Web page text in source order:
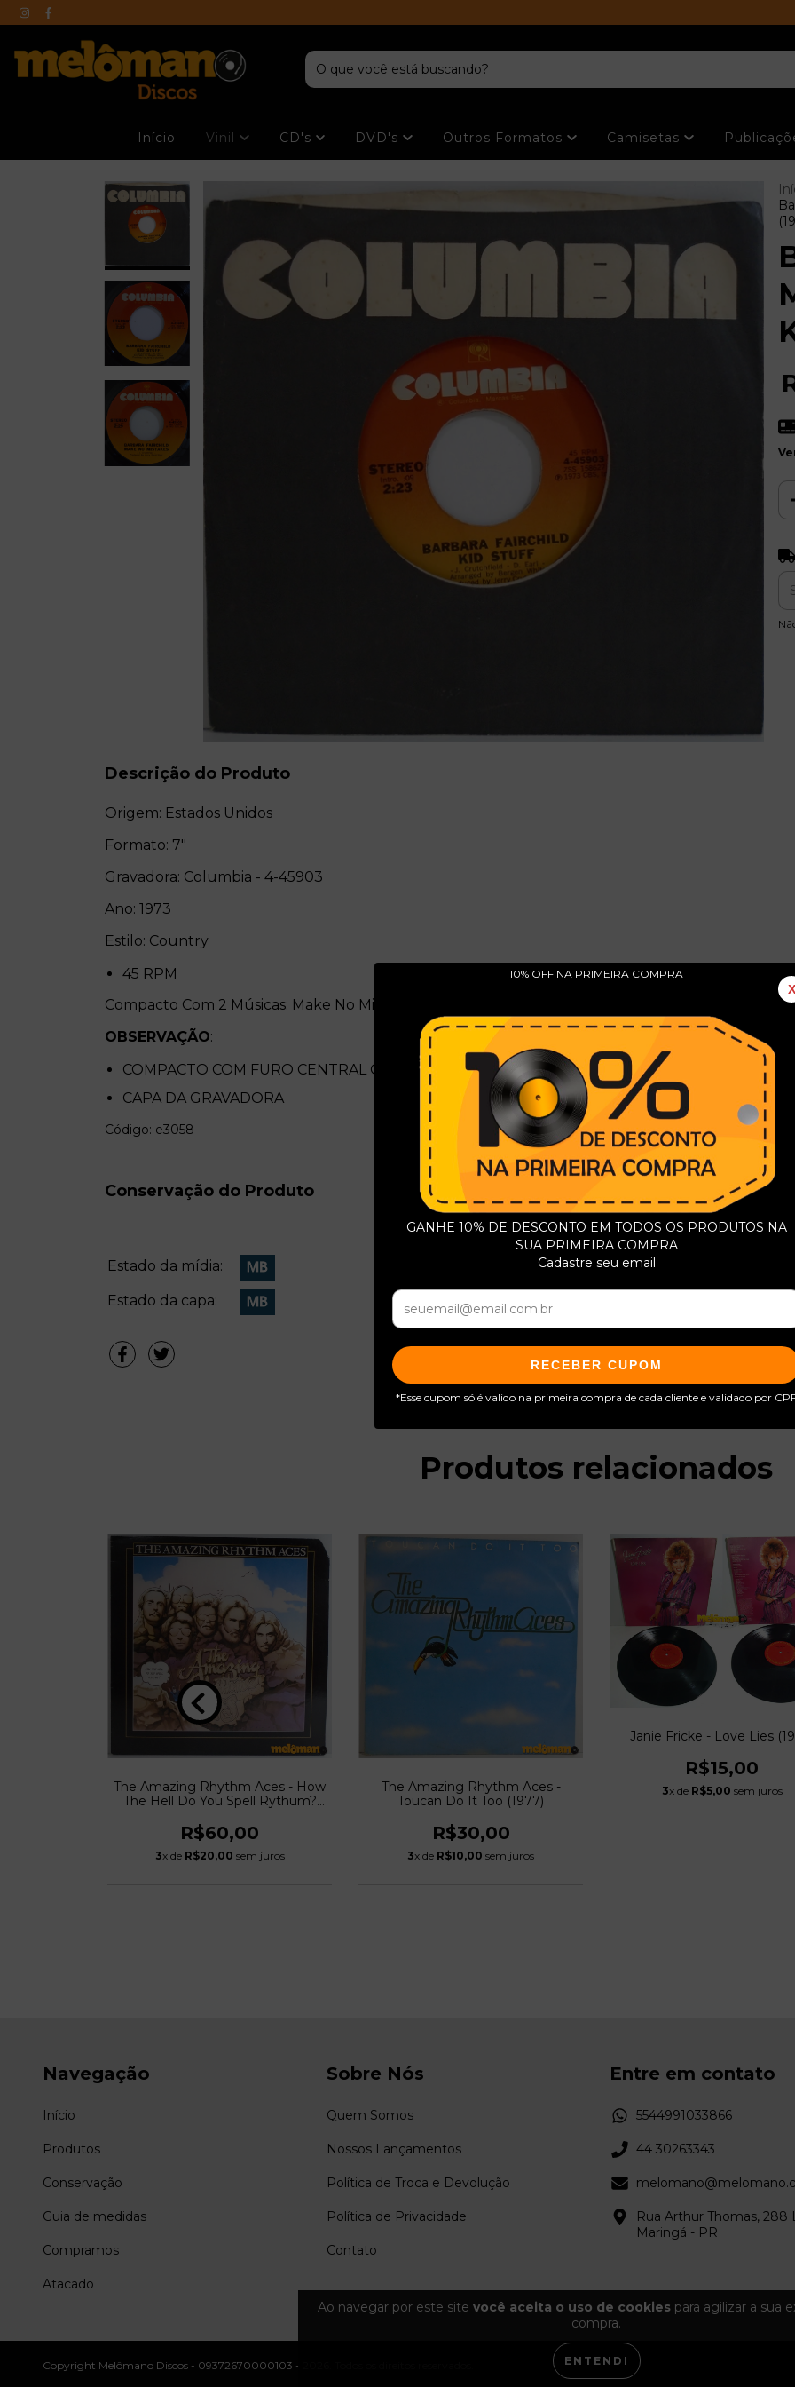
10% OFF NA PRIMEIRA COMPRA
X
GANHE 10% DE DESCONTO EM TODOS OS PRODUTOS NA
SUA PRIMEIRA COMPRA
Cadastre seu email
RECEBER CUPOM
*Esse cupom só é valido na primeira compra de cada cliente e validado por
Início Vinil CD's DVD's Outros Formatos Camisetas
Ao navegar por este site você aceita o uso de cookies para agilizar a sua
compra.
ENTENDI
Descrição do Produto
Origem: Estados Unidos
Formato: 7"
Gravadora: Columbia - 4-45903
Ano: 1973
Estilo: Country
45 RPM
Compacto Com 2 Músicas: Make No Mistakes / Kid Stuff
OBSERVAÇÃO:
COMPACTO COM FURO CENTRAL GRANDE
CAPA DA GRAVADORA
Código: e3058
Conservação do Produto
Estado da mídia:
Estado da capa:
Produtos relacionados
The Amazing Rhythm Aces - How
The Hell Do You Spell Rythum?
R$60,00
3x de R$20,00 sem juros
The Amazing Rhythm Aces -
Toucan Do It Too (1977)
R$30,00
3x de R$10,00 sem juros
Janie Fricke - Love Lies
R$15,00
3x de R$5,00 sem juros
Navegação
Início
Produtos
Conservação
Guia de medidas
Compramos
Atacado
Sobre Nós
Quem Somos
Nossos Lançamentos
Política de Troca e Devolução
Política de Privacidade
Contato
Entre em contato
5544991033866
44 30263343
Rua Arthur Thomas, 288
Maringá - PR
Copyright Melômano Discos - 09372670000103 - 2026. Todos os direitos reservados.